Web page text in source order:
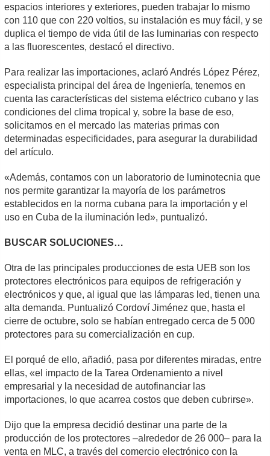
espacios interiores y exteriores, pueden trabajar lo mismo
con 110 que con 220 voltios, su instalación es muy fácil, y se
duplica el tiempo de vida útil de las luminarias con respecto
a las fluorescentes, destacó el directivo.
Para realizar las importaciones, aclaró Andrés López Pérez,
especialista principal del área de Ingeniería, tenemos en
cuenta las características del sistema eléctrico cubano y las
condiciones del clima tropical y, sobre la base de eso,
solicitamos en el mercado las materias primas con
determinadas especificidades, para asegurar la durabilidad
del artículo.
«Además, contamos con un laboratorio de luminotecnia que
nos permite garantizar la mayoría de los parámetros
establecidos en la norma cubana para la importación y el
uso en Cuba de la iluminación led», puntualizó.
BUSCAR SOLUCIONES…
Otra de las principales producciones de esta UEB son los
protectores electrónicos para equipos de refrigeración y
electrónicos y que, al igual que las lámparas led, tienen una
alta demanda. Puntualizó Cordoví Jiménez que, hasta el
cierre de octubre, solo se habían entregado cerca de 5 000
protectores para su comercialización en cup.
El porqué de ello, añadió, pasa por diferentes miradas, entre
ellas, «el impacto de la Tarea Ordenamiento a nivel
empresarial y la necesidad de autofinanciar las
importaciones, lo que acarrea costos que deben cubrirse».
Dijo que la empresa decidió destinar una parte de la
producción de los protectores –alrededor de 26 000– para la
venta en MLC, a través del comercio electrónico con la